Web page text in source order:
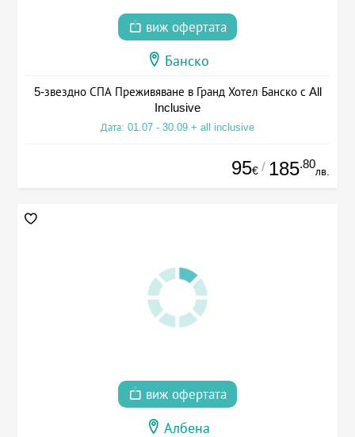
виж офертата
Банско
5-звездно СПА Преживяване в Гранд Хотел Банско с All
Inclusive
Дата: 01.07 - 30.09 + all inclusive
95€ / 185.80
лв.
виж офертата
Албена